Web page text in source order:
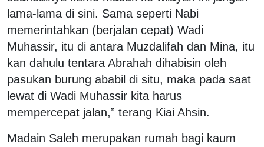
lama-lama di sini. Sama seperti Nabi
memerintahkan (berjalan cepat) Wadi
Muhassir, itu di antara Muzdalifah dan Mina, itu
kan dahulu tentara Abrahah dihabisin oleh
pasukan burung ababil di situ, maka pada saat
lewat di Wadi Muhassir kita harus
mempercepat jalan,” terang Kiai Ahsin.
Madain Saleh merupakan rumah bagi kaum